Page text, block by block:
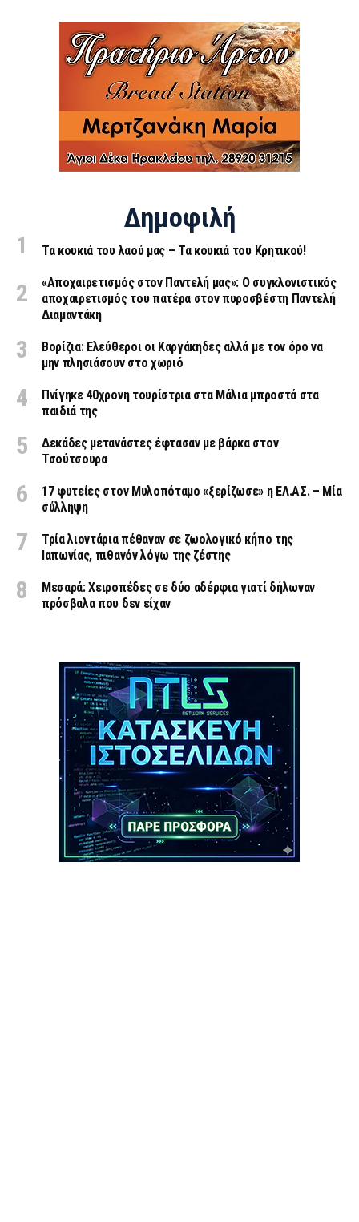
Δημοφιλή
Τα κουκιά του λαού μας – Τα κουκιά του Κρητικού!
«Aποχαιρετισμός στον Παντελή μας»: Ο συγκλονιστικός
αποχαιρετισμός του πατέρα στον πυροσβέστη Παντελή
Διαμαντάκη
Βορίζια: Ελεύθεροι οι Καργάκηδες αλλά με τον όρο να
μην πλησιάσουν στο χωριό
Πνίγηκε 40χρονη τουρίστρια στα Μάλια μπροστά στα
παιδιά της
Δεκάδες μετανάστες έφτασαν με βάρκα στον
Τσούτσουρα
17 φυτείες στον Μυλοπόταμο «ξερίζωσε» η ΕΛ.ΑΣ. – Μία
σύλληψη
Τρία λιοντάρια πέθαναν σε ζωολογικό κήπο της
Ιαπωνίας, πιθανόν λόγω της ζέστης
Μεσαρά: Χειροπέδες σε δύο αδέρφια γιατί δήλωναν
πρόσβαλα που δεν είχαν